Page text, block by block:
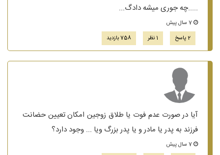
.....چه جوری میشه دادگ...
2 پاسخ
1 نظر 758 بازدید
آیا در صورت عدم فوت یا طلاق زوجین امکان تعیین حضانت
فرزند به پدر یا مادر و یا پدر بزرگ ویا ... وجود دارد؟